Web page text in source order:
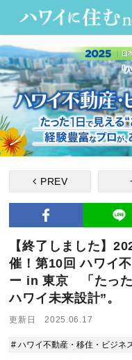
PREV
【終了しました】
催！第10回 ハワイ
ー in 東京 「たった
ハワイ未来設計”。
更新日 2025.06.17
# ハワイ不動産・移住・ビジネ